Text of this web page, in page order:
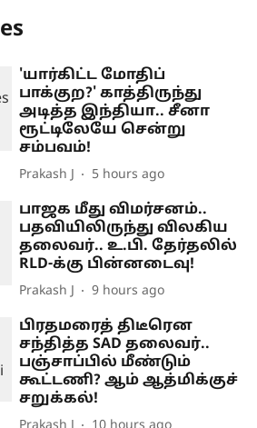
'யார்கிட்ட மோதிப்
பாக்குற?' காத்திருந்து
அடித்த இந்தியா.. சீனா
ரூட்டிலேயே சென்று
சம்பவம்!
Prakash J 5 hours ago
பாஜக மீது விமர்சனம்..
பதவியிலிருந்து விலகிய
தலைவர்.. உ.பி. தேர்தலில்
RLD-க்கு பின்னடைவு!
Prakash J 9 hours ago
பிரதமரைத் திடீரென
சந்தித்த SAD தலைவர்..
பஞ்சாப்பில் மீண்டும்
கூட்டணி? ஆம் ஆத்மிக்குச்
சறுக்கல்!